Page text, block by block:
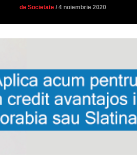
de Societate / 4 noiembrie 2020